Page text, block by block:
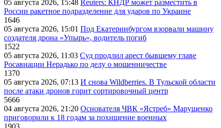
05 августа 2026, 15:48 Reuters: КНДР может разместить в
России ракетное подразделение для ударов по Украине
1646
05 августа 2026, 15:01 Под Екатеринбургом взорвали машину
создателя дрона «Упырь», водитель погиб
1522
05 августа 2026, 11:03 Суд продлил арест бывшему главе
Росавиации Нерадько по делу о мошенничестве
1370
05 августа 2026, 07:13 И снова Wildberries. В Тульской области
после атаки дронов горит сортировочный центр
5666
04 августа 2026, 21:20 Основателя ЧВК «Ястреб» Марущенко
приговорили к 18 годам за похищение военных
1903